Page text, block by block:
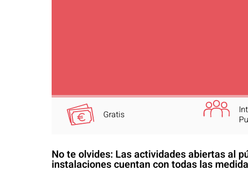
Gratis
No te olvides: Las actividades abiertas al
instalaciones cuentan con todas las